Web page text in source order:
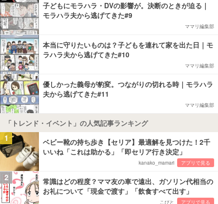
子どもにモラハラ・DVの影響が。決断のときが迫る｜
モラハラ夫から逃げてきた#9
ママリ編集部
本当に守りたいものは？子どもを連れて家を出た日｜モ
ラハラ夫から逃げてきた#10
ママリ編集部
優しかった義母が豹変。つながりの切れる時｜モラハラ
夫から逃げてきた#11
ママリ編集部
「トレンド・イベント」の人気記事ランキング
1
ベビー靴の持ち歩き【セリア】最適解を見つけた！2千
いいね「これは助かる」「即セリア行き決定」
kanako_mamari アプリで見る
2
常識はどの程度？ママ友の車で遠出、ガソリン代相当の
お礼について「現金で渡す」「飲食すべて出す」
こびと アプリで見る